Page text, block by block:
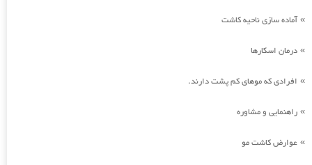
»آماده سازی ناحیه کاشت
» درمان اسکارها
» افرادی که موهای کم پشت دارند.
» راهنمایی و مشاوره
» عوارض کاشت مو